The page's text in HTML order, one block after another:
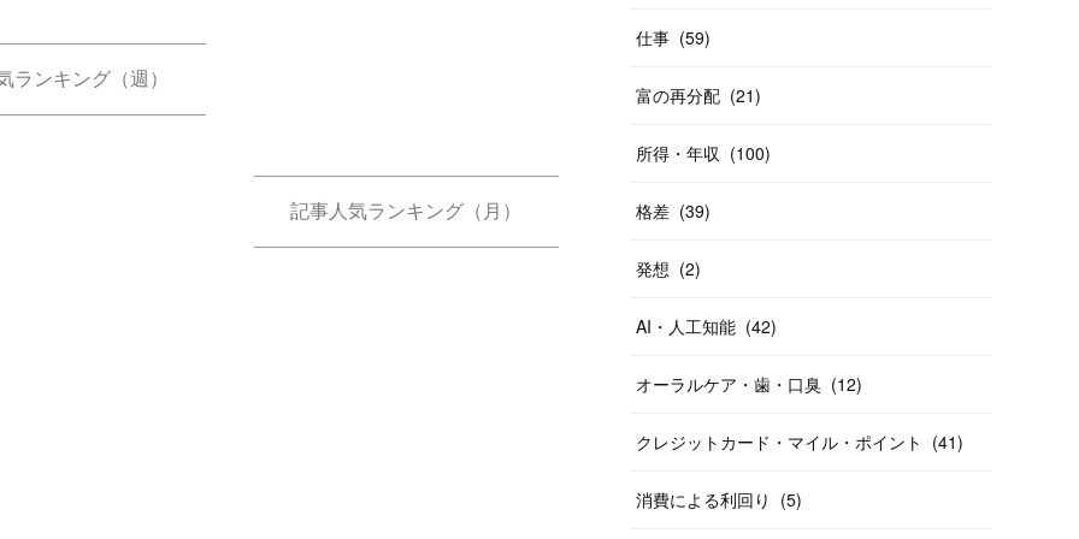
ランキング（週）
記事人気ランキング（月）
仕事 (59)
富の再分配 (21)
所得・年収 (100)
格差 (39)
発想 (2)
AI・人工知能 (42)
オーラルケア・歯・口臭 (12)
クレジットカード・マイル・ポイント (41)
消費による利回り (5)